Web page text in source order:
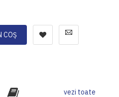
COȘ
vezi toate